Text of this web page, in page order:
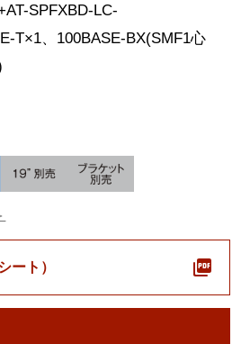
SPFXBD-LC-
T×1、100BASE-BX(SMF1心
ート）